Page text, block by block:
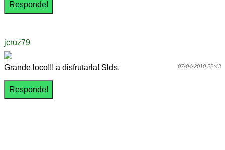
jcruz79
07-04-2010 22:43
Grande loco!!! a disfrutarla! Slds.